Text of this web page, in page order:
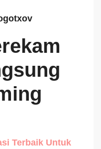
Terbaik Untuk